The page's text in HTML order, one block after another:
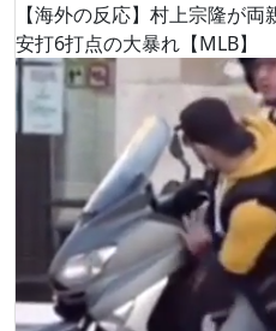
【海外の反応】村上宗隆が
安打6打点の大暴れ【MLB】